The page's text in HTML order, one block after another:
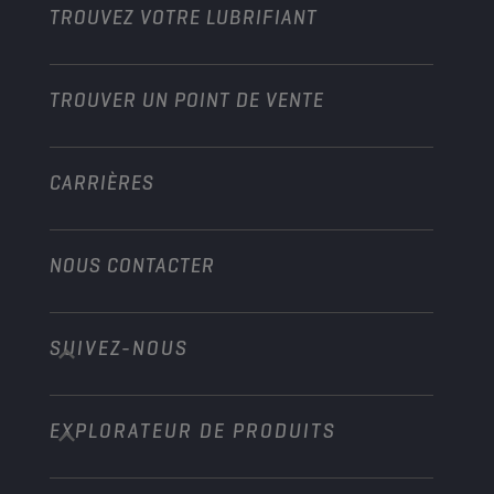
Moto et Véhicules tout-terrain
Industrie
Marine
Poids lourds
TROUVEZ VOTRE LUBRIFIANT
TROUVER UN POINT DE VENTE
CARRIÈRES
NOUS CONTACTER
info@championlubes.com
+32 3 870 00 20
Georges Gilliotstraat, 52 2620 Hemiksem
SUIVEZ-NOUS
EXPLORATEUR DE PRODUITS